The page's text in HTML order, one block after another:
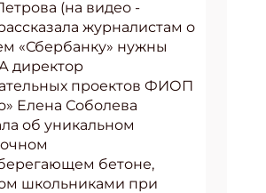
(на видео -
журналистам о
«Сбербанку» нужны
директор
проектов ФИОП
Елена Соболева
об уникальном
бетоне,
школьниками при